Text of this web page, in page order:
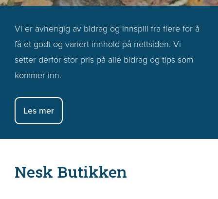
Vi er avhengig av bidrag og innspill fra flere for å
få et godt og variert innhold på nettsiden. Vi
setter derfor stor pris på alle bidrag og tips som
kommer inn.
Les mer
Nesk Butikken